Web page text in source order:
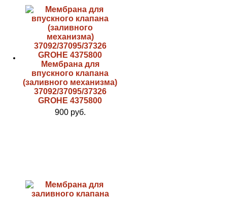
Мембрана для
впускного клапана
(заливного механизма)
37092/37095/37326
GROHE 4375800
900 руб.